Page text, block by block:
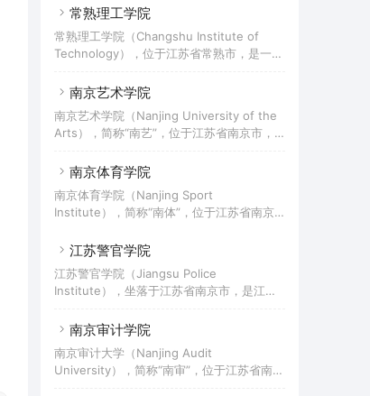
全国新转设本科高校联盟理事长、全国新建
本科院校联盟副理事长、全国非营利性高校
联盟副主席单位。学校前身是2002年成立的
为独立
育综合改革实验区、江苏省“建立现代大学制
度”项目的试点高校、江苏省硕士学位研究生
授权单位建设点。三江学院校名来历可追溯
至1902年的“三江师范学堂”。1992年东南大
的教授、干部发起并创办“三江大学”，1995
年4月由原国家教委批准正式建校，2002年2
月经国家教育部批准升格为本科高校，定名
常熟理工学院
常熟理工学院（Changshu Institute of
Technology），位于江苏省常熟市，是一所
组织的新一轮本科教学合格评估的首所试点
部“卓越工程师教育培养计划”试点高校、教
育部信息化建设试点高校、“国家级新工科研
建试点高校。2017年，学校成为江苏省省级
硕士立项建设单位。该校前身是创办于1958
年的苏州师范专科学校和1984年建校的常熟
南京艺术学院
南京艺术学院（Nanjing University of the
Arts），简称“南艺”，位于江苏省南京市，
民政府共建高校，是江苏省唯一的综合性艺
术院校，也是中国独立建制创办最早并延续
至今的高等艺术学府，中国六大艺术学院之
首，艺术学科综合实力位居全国第一，入选
色专业建设项目、教育部“双万计划”、江苏
高校文化创意协同创新中心、江苏高校优势
学科建设工程、江苏省首批新型重点高端智
了中国最
南京体育学院
南京体育学院（Nanjing Sport
Institute），简称“南体”，位于江苏省南京
人才的省属体育类本科院校。2017年，学校
前身是始建于1956年的南京体育学校，1958
年与江苏省体育干部训练班和江苏师范学院
2021年4月学校官网显示，学校占地面积占
地640余亩；下设11个单位，开设15个本科
专业；有专任教师422人，有各类在校生
江苏警官学院
江苏警官学院（Jiangsu Police
Institute），坐落于江苏省南京市，是江苏
省属公安本科院校。学院前身是创办于1949
公安学校。1982年更名为江苏公安专科学
校。1998年至2000年，江苏省人民警察学
南京审计学院
南京审计大学（Nanjing Audit
University），简称“南审”，位于江苏省南京